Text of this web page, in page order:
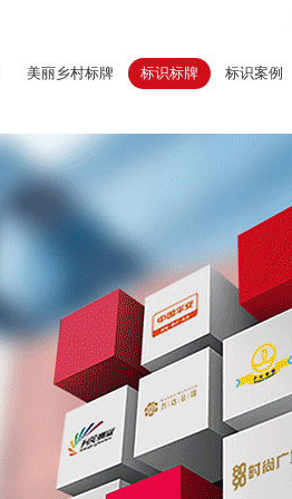
美丽乡村标牌 标识标牌 标识案例